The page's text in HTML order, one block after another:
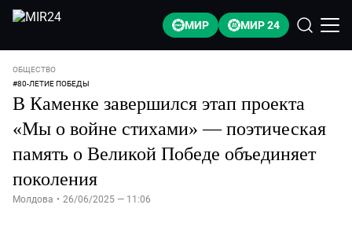
МИР МИР 24
ОБЩЕСТВО
#80-ЛЕТИЕ ПОБЕДЫ
В Каменке завершился этап проекта
«Мы о войне стихами» — поэтическая
память о Великой Победе объединяет
поколения
Молдова • 26/06/2025 — 11:06